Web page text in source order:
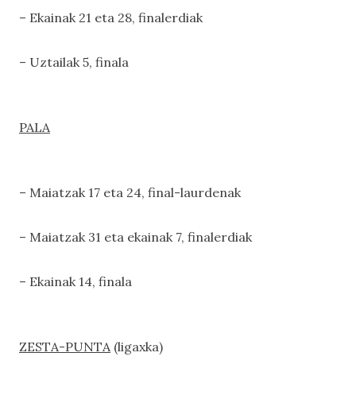
– Ekainak 21 eta 28, finalerdiak
– Uztailak 5, finala
PALA
– Maiatzak 17 eta 24, final-laurdenak
– Maiatzak 31 eta ekainak 7, finalerdiak
– Ekainak 14, finala
ZESTA-PUNTA(ligaxka)